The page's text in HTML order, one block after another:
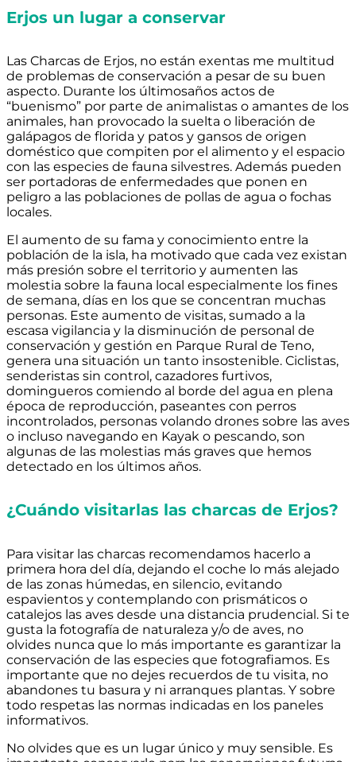
Erjos un lugar a conservar
Las Charcas de Erjos, no están exentas me multitud
de problemas de conservación a pesar de su buen
aspecto. Durante los últimosaños actos de
“buenismo” por parte de animalistas o amantes de los
animales, han provocado la suelta o liberación de
galápagos de florida y patos y gansos de origen
doméstico que compiten por el alimento y el espacio
con las especies de fauna silvestres. Además pueden
ser portadoras de enfermedades que ponen en
peligro a las poblaciones de pollas de agua o fochas
locales.
El aumento de su fama y conocimiento entre la
población de la isla, ha motivado que cada vez existan
más presión sobre el territorio y aumenten las
molestia sobre la fauna local especialmente los fines
de semana, días en los que se concentran muchas
personas. Este aumento de visitas, sumado a la
escasa vigilancia y la disminución de personal de
conservación y gestión en Parque Rural de Teno,
genera una situación un tanto insostenible. Ciclistas,
senderistas sin control, cazadores furtivos,
domingueros comiendo al borde del agua en plena
época de reproducción, paseantes con perros
incontrolados, personas volando drones sobre las aves
o incluso navegando en Kayak o pescando, son
algunas de las molestias más graves que hemos
detectado en los últimos años.
¿Cuándo visitarlas las charcas de Erjos?
Para visitar las charcas recomendamos hacerlo a
primera hora del día, dejando el coche lo más alejado
de las zonas húmedas, en silencio, evitando
espavientos y contemplando con prismáticos o
catalejos las aves desde una distancia prudencial. Si te
gusta la fotografía de naturaleza y/o de aves, no
olvides nunca que lo más importante es garantizar la
conservación de las especies que fotografiamos. Es
importante que no dejes recuerdos de tu visita, no
abandones tu basura y ni arranques plantas. Y sobre
todo respetas las normas indicadas en los paneles
informativos.
No olvides que es un lugar único y muy sensible. Es